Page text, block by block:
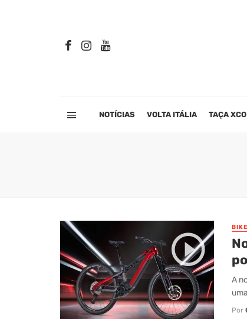
NOTÍCIAS VOLTA ITÁLIA TAÇA XCO
A
Por